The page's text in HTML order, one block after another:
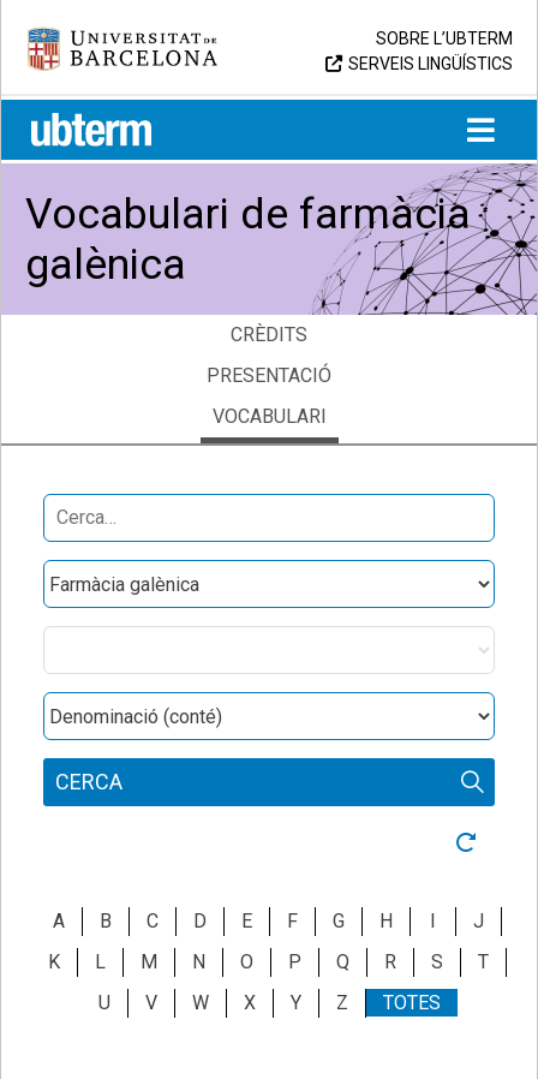
content
Universitat de Barcelona
SOBRE L’UBTERM
SERVEIS LINGÜÍSTICS
UB > UBTERM
Vocabulari de farmàcia
galènica
CRÈDITS
PRESENTACIÓ
VOCABULARI
Search
for:
Obres
Denominació
CERCA
Neteja
A B C D E F G H I
J
K
L M N O P Q R S
T
U
V W X Y Z TOTES